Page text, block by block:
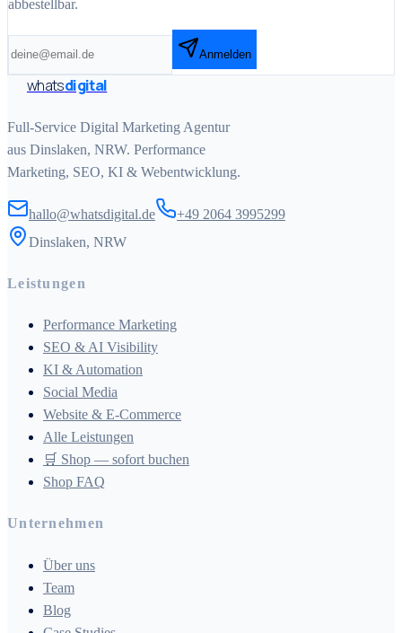
abbestellbar.
Anmelden
whatsdigital
Full-Service Digital Marketing Agentur
aus Dinslaken, NRW. Performance
Marketing, SEO, KI & Webentwicklung.
hallo@whatsdigital.de
+49 2064 3995299
Dinslaken, NRW
Leistungen
Performance Marketing
SEO & AI Visibility
KI & Automation
Social Media
Website & E-Commerce
Alle Leistungen
🛒 Shop — sofort buchen
Shop FAQ
Unternehmen
Über uns
Team
Blog